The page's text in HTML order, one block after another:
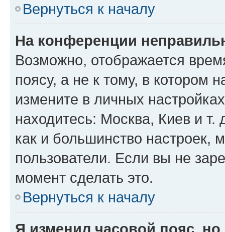
Вернуться к началу
На конференции
Возможно, отображается
поясу, а не к тому, в котором
измените в личных
находитесь: Москва, Киев и т.
как и большинство настроек,
пользователи. Если вы не
момент сделать это.
Вернуться к началу